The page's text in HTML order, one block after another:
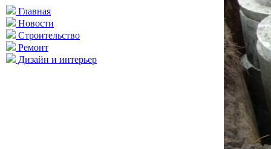
Главная
Новости
Строительство
Ремонт
Дизайн и интерьер